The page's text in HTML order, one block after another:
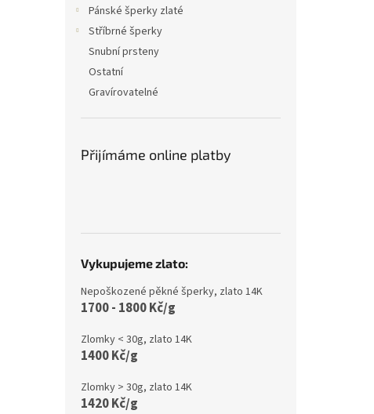
Pánské šperky zlaté
Stříbrné šperky
Snubní prsteny
Ostatní
Gravírovatelné
Přijímáme online platby
Vykupujeme zlato:
Nepoškozené pěkné šperky, zlato 14K
1700 - 1800 Kč/g
Zlomky < 30g, zlato 14K
1400 Kč/g
Zlomky > 30g, zlato 14K
1420 Kč/g